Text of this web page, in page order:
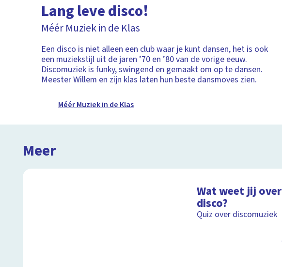
Lang leve disco!
Méér Muziek in de Klas
Een disco is niet alleen een club waar je kunt dansen, het is ook
een muziekstijl uit de jaren ’70 en ’80 van de vorige eeuw.
Discomuziek is funky, swingend en gemaakt om op te dansen.
Meester Willem en zijn klas laten hun beste dansmoves zien.
Méér Muziek in de Klas
Meer
Wat weet jij over
disco?
Quiz over discomuziek